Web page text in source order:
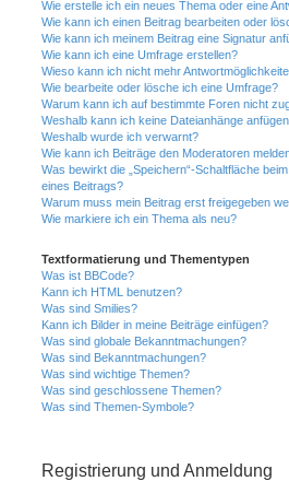
Wie erstelle ich ein neues Thema oder eine
Wie kann ich einen Beitrag bearbeiten oder
Wie kann ich meinem Beitrag eine Signatur
Wie kann ich eine Umfrage erstellen?
Wieso kann ich nicht mehr
Wie bearbeite oder lösche ich eine Umfrage?
Warum kann ich auf bestimmte Foren nicht
Weshalb kann ich keine Dateianhänge
Weshalb wurde ich verwarnt?
Wie kann ich Beiträge den Moderatoren
Was bewirkt die „Speichern“-Schaltfläche
eines Beitrags?
Warum muss mein Beitrag erst freigegeben
Wie markiere ich ein Thema als neu?
Textformatierung und Thementypen
Was ist BBCode?
Kann ich HTML benutzen?
Was sind Smilies?
Kann ich Bilder in meine Beiträge einfügen?
Was sind globale Bekanntmachungen?
Was sind Bekanntmachungen?
Was sind wichtige Themen?
Was sind geschlossene Themen?
Was sind Themen-Symbole?
Registrierung und Anmeldung